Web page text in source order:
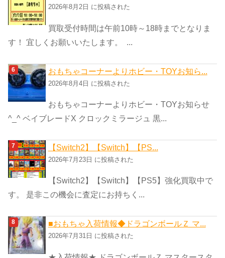
2026年8月2日 に投稿された
買取受付時間は午前10時～18時までとなりま
す！ 宜しくお願いいたします。 ...
おもちゃコーナーよりホビー・TOYお知ら...
2026年8月4日 に投稿された
おもちゃコーナーよりホビー・TOYお知らせ
^_^ ベイブレードX クロックミラージュ 黒...
【Switch2】【Switch】【PS...
2026年7月23日 に投稿された
【Switch2】【Switch】【PS5】強化買取中で
す。 是非この機会に査定にお持ちく...
■おもちゃ入荷情報◆ドラゴンボールＺ マ...
2026年7月31日 に投稿された